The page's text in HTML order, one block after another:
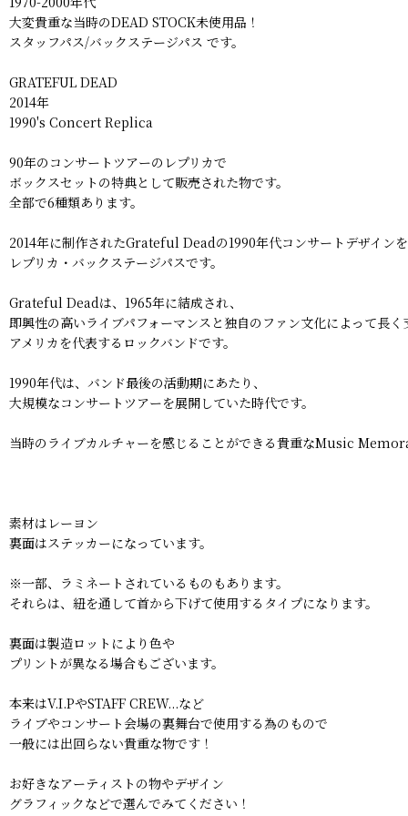
大変貴重な当時のDEAD STOCK未使用品！
スタッフパス/バックステージパス です。
GRATEFUL DEAD
2014年
1990's Concert Replica
90年のコンサートツアーのレプリカで
ボックスセットの特典として販売された物です。
全部で6種類あります。
2014年に制作されたGrateful Deadの1990年代コンサートデザイン
レプリカ・バックステージパスです。
Grateful Deadは、1965年に結成され、
即興性の高いライブパフォーマンスと独自のファン文化によって長く
アメリカを代表するロックバンドです。
1990年代は、バンド最後の活動期にあたり、
大規模なコンサートツアーを展開していた時代です。
当時のライブカルチャーを感じることができる貴重なMusic
素材はレーヨン
裏面はステッカーになっています。
※一部、ラミネートされているものもあります。
それらは、紐を通して首から下げて使用するタイプになります。
裏面は製造ロットにより色や
プリントが異なる場合もございます。
本来はV.I.PやSTAFF CREW...など
ライブやコンサート会場の裏舞台で使用する為のもので
一般には出回らない貴重な物です！
お好きなアーティストの物やデザイン
グラフィックなどで選んでみてください！